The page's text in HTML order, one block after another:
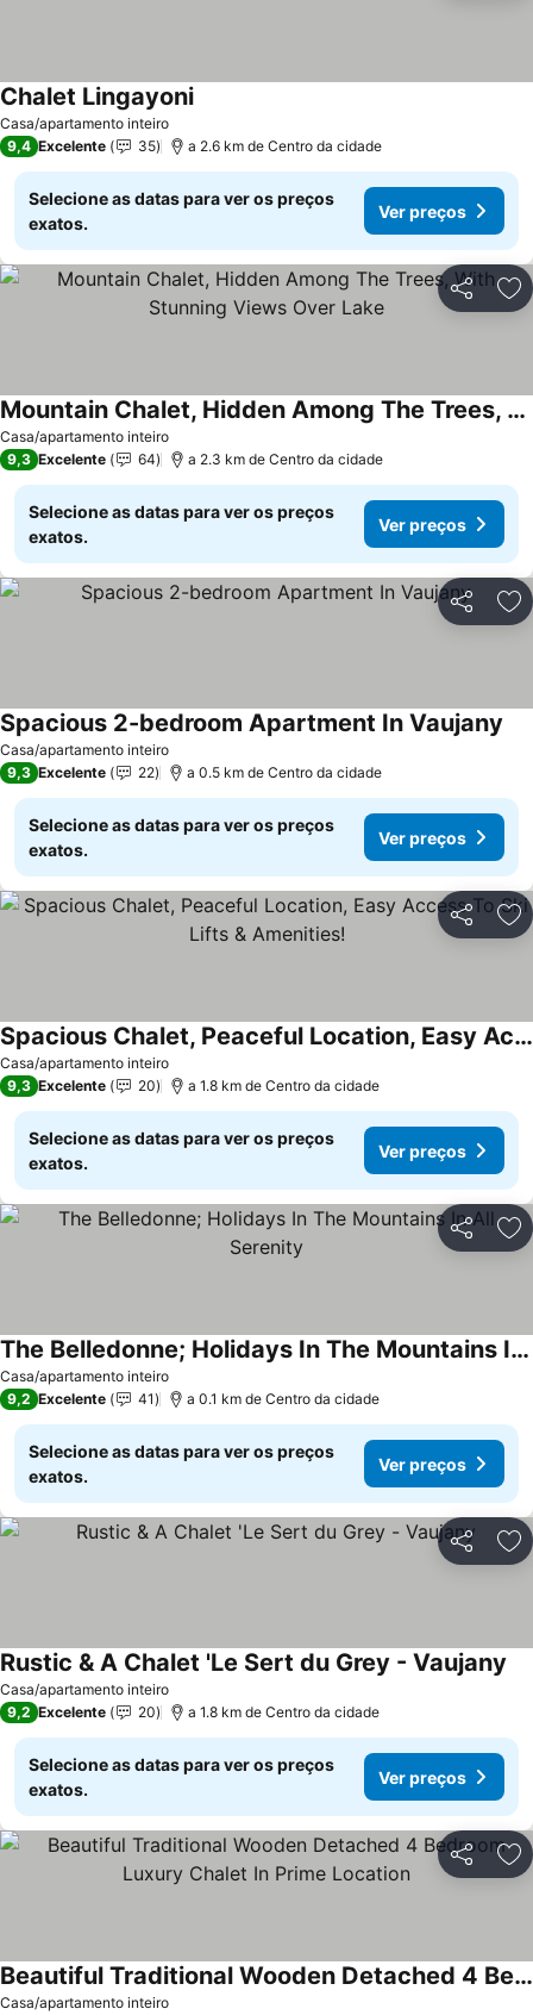
Casa/apartamento inteiro
Chalet Lingayoni
9,4 Excelente 35 a 2.6 km de Centro da cidade
Selecione as datas para ver os preços
exatos.
Ver preços
Partilhar
Casa/apartamento inteiro
Mountain Chalet, Hidden Among The Trees, With Stunning Views Over Lake
9,3 Excelente 64 a 2.3 km de Centro da cidade
Selecione as datas para ver os preços
exatos.
Ver preços
Partilhar
Casa/apartamento inteiro
Spacious 2-bedroom Apartment In Vaujany
9,3 Excelente 22 a 0.5 km de Centro da cidade
Selecione as datas para ver os preços
exatos.
Ver preços
Partilhar
Casa/apartamento inteiro
Spacious Chalet, Peaceful Location, Easy Access To Ski Lifts & Amenities!
9,3 Excelente 20 a 1.8 km de Centro da cidade
Selecione as datas para ver os preços
exatos.
Ver preços
Partilhar
Casa/apartamento inteiro
The Belledonne; Holidays In The Mountains In All Serenity
9,2 Excelente 41 a 0.1 km de Centro da cidade
Selecione as datas para ver os preços
exatos.
Ver preços
Partilhar
Casa/apartamento inteiro
Rustic & A Chalet 'Le Sert du Grey - Vaujany
9,2 Excelente 20 a 1.8 km de Centro da cidade
Selecione as datas para ver os preços
exatos.
Ver preços
Partilhar
Casa/apartamento inteiro
Beautiful Traditional Wooden Detached 4 Bedroom Luxury Chalet In Prime Location